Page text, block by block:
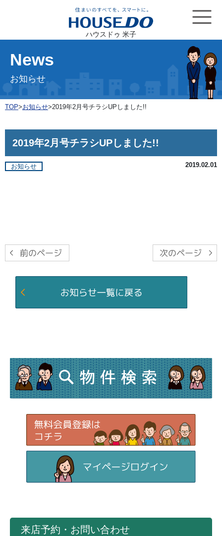
ハウスドゥ 米子
News
お知らせ
TOP>お知らせ>2019年2月号チラシUPしました!!
2019年2月号チラシUPしました!!
お知らせ 2019.02.01
来店予約・お問い合わせ